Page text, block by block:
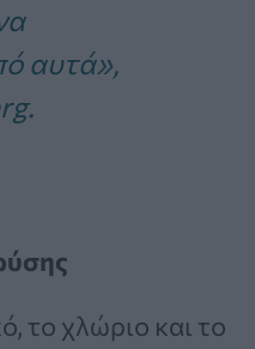
αυτά»,
το χλώριο και το